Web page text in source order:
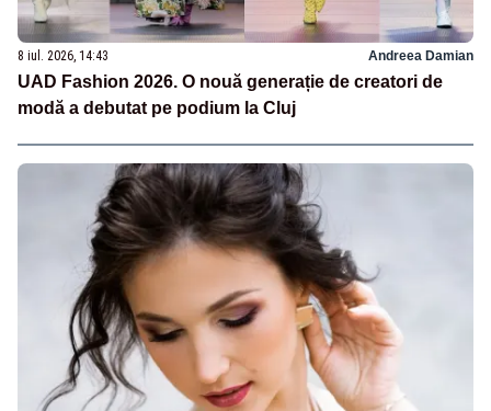
8 iul. 2026, 14:43 Andreea Damian
UAD Fashion 2026. O nouă generație de creatori de
modă a debutat pe podium la Cluj